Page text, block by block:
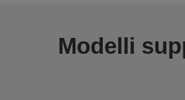
Modelli